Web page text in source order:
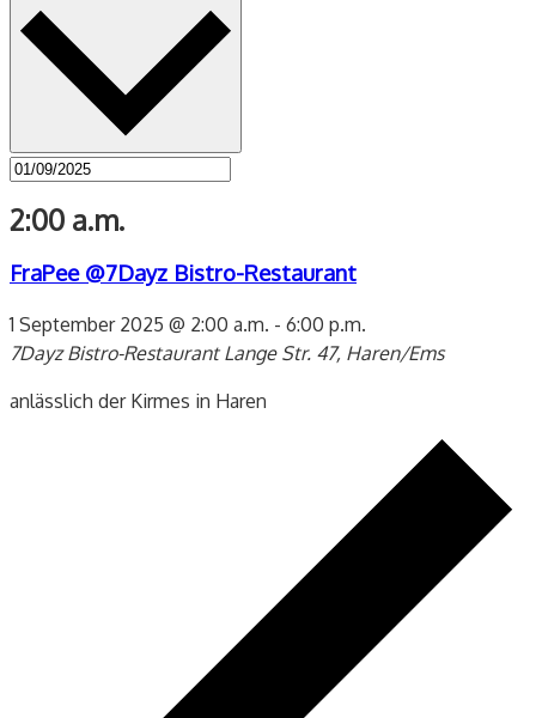
2:00 a.m.
FraPee @7Dayz Bistro-Restaurant
1 September 2025 @ 2:00 a.m. - 6:00 p.m.
7Dayz Bistro-RestaurantLange Str. 47, Haren/Ems
anlässlich der Kirmes in Haren